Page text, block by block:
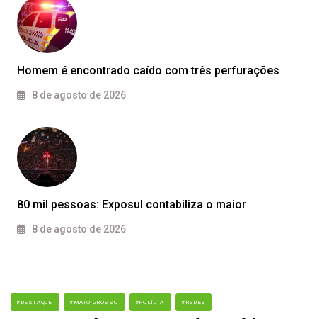
Homem é encontrado caído com três perfurações
8 de agosto de 2026
80 mil pessoas: Exposul contabiliza o maior
8 de agosto de 2026
#DESTAQUE #MATO GROSSO #POLÍCIA #REDES